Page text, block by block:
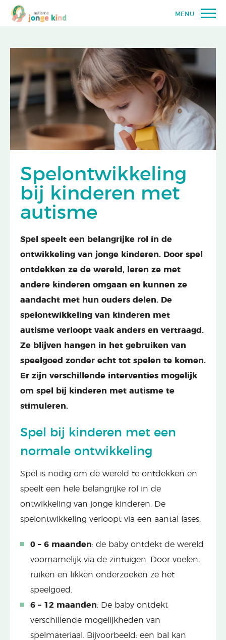
MENU
Spelontwikkeling
bij kinderen met
autisme
Spel speelt een belangrijke rol in de
ontwikkeling van jonge kinderen. Door spel
ontdekken ze de wereld, leren ze met
andere kinderen omgaan en kunnen ze
aandacht met hun ouders delen. De
spelontwikkeling van kinderen met
autisme verloopt vaak anders en vertraagd.
Ze blijven hangen in het gebruiken van
speelgoed zonder echt tot spelen te komen.
Er zijn verschillende interventies mogelijk
om spel bij kinderen met autisme te
stimuleren.
Spel bij kinderen met een
normale ontwikkeling
Spel is nodig om de wereld te ontdekken en
speelt een hele belangrijke rol in de
ontwikkeling van jonge kinderen. De
spelontwikkeling verloopt via een aantal fases:
0 – 6 maanden: de baby ontdekt de wereld
voornamelijk via de zintuigen. Door voelen,
ruiken en likken onderzoeken ze het
speelgoed.
6 – 12 maanden: De baby ontdekt
verschillende mogelijkheden van
spelmateriaal. Bijvoorbeeld: een bal kan